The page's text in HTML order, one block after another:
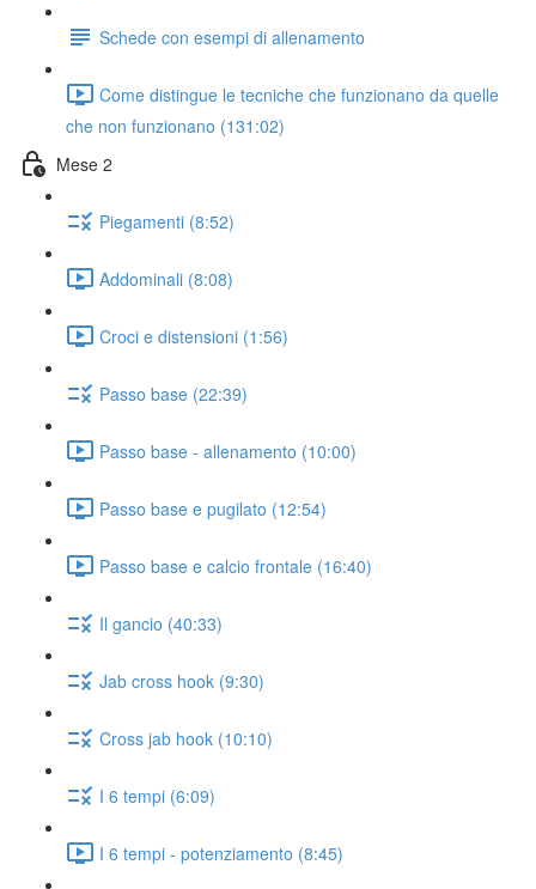
Schede con esempi di allenamento
Come distingue le tecniche che funzionano da quelle
che non funzionano (131:02)
Mese 2
Piegamenti (8:52)
Addominali (8:08)
Croci e distensioni (1:56)
Passo base (22:39)
Passo base - allenamento (10:00)
Passo base e pugilato (12:54)
Passo base e calcio frontale (16:40)
Il gancio (40:33)
Jab cross hook (9:30)
Cross jab hook (10:10)
I 6 tempi (6:09)
I 6 tempi - potenziamento (8:45)